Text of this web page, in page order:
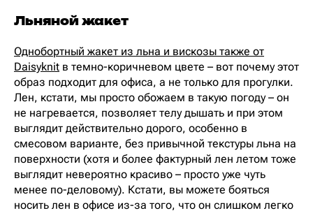
Льняной жакет
Однобортный жакет из льна и вискозы также от
Daisyknit в темно-коричневом цвете – вот почему этот
образ подходит для офиса, а не только для прогулки.
Лен, кстати, мы просто обожаем в такую погоду – он
не нагревается, позволяет телу дышать и при этом
выглядит действительно дорого, особенно в
смесовом варианте, без привычной текстуры льна на
поверхности (хотя и более фактурный лен летом тоже
выглядит невероятно красиво – просто уже чуть
менее по-деловому). Кстати, вы можете бояться
носить лен в офисе из-за того, что он слишком легко